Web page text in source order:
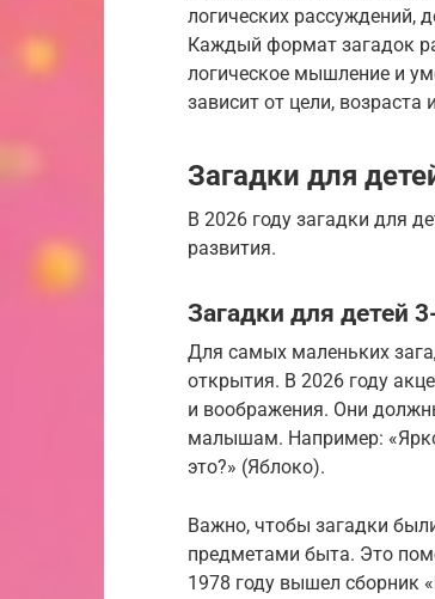
логических рассуждений,
Каждый формат загадок
логическое мышление и
зависит от цели,
Загадки для
В 2026 году загадки для
развития.
Загадки для детей
Для самых маленьких
открытия. В 2026 году
и воображения. Они
малышам. Например:
это?» (Яблоко).
Важно, чтобы загадки
предметами быта. Это
1978 году вышел сборник